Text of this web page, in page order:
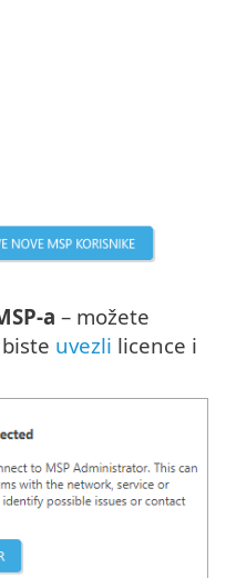
a – možete
uvezli licence i